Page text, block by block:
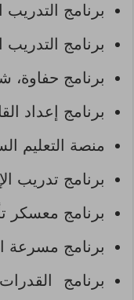
برنامج التدريب
برنامج
برنامج حفاوة،
برنامج إعداد
منصة التعليم
برنامج تدريب
برنامج معسكر
برنامج مسرعة
برنامج